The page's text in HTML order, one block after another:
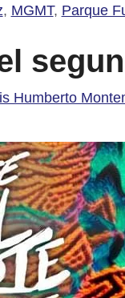
, MGMT, Parque
Humberto